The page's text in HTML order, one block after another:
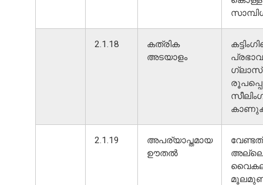
2.1.18
കത്രിക
അടയാളം
ഗ്ലാസ്
2.1.19
അപര്യാപ്തമായ
ഊതൽ